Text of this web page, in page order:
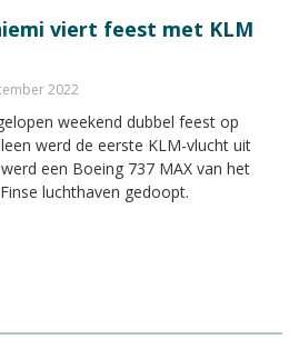
viert feest met KLM
2022
weekend dubbel feest op
werd de eerste KLM-vlucht uit
een Boeing 737 MAX van het
luchthaven gedoopt.